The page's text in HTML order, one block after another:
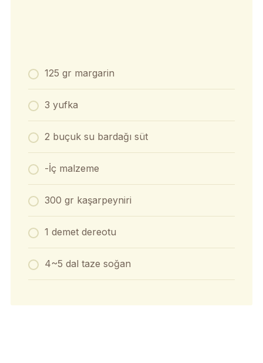
125 gr margarin
3 yufka
2 buçuk su bardağı süt
-İç malzeme
300 gr kaşarpeyniri
1 demet dereotu
4~5 dal taze soğan